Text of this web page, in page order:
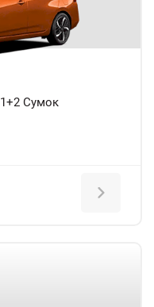
1+2 Сумок